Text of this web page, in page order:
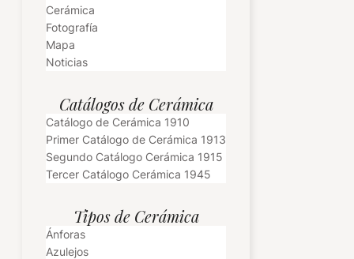
Cerámica
Fotografía
Mapa
Noticias
Catálogos de Cerámica
Catálogo de Cerámica 1910
Primer Catálogo de Cerámica 1913
Segundo Catálogo Cerámica 1915
Tercer Catálogo Cerámica 1945
Tipos de Cerámica
Ánforas
Azulejos